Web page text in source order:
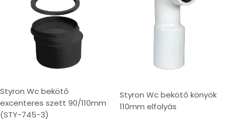
Styron Wc bekötő
excenteres szett 90/110mm
(STY-745-3)
Styron Wc bekötő könyök
110mm elfolyás